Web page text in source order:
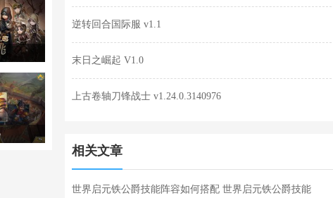
逆转回合国际服 v1.1
末日之崛起 V1.0
上古卷轴刀锋战士 v1.24.0.3140976
相关文章
世界启元铁公爵技能阵容如何搭配 世界启元铁公爵技能